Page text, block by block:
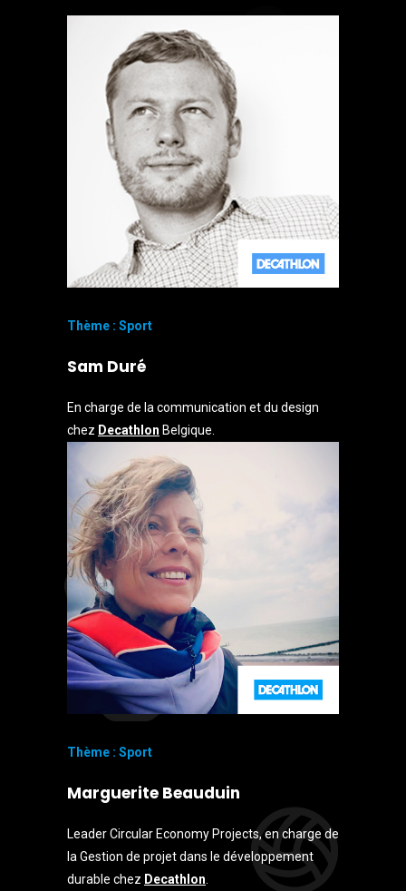
Thème : Sport
Sam Duré
En charge de la communication et du design
chez Decathlon Belgique.
Thème : Sport
Marguerite Beauduin
Leader Circular Economy Projects, en charge de
la Gestion de projet dans le développement
durable chez Decathlon